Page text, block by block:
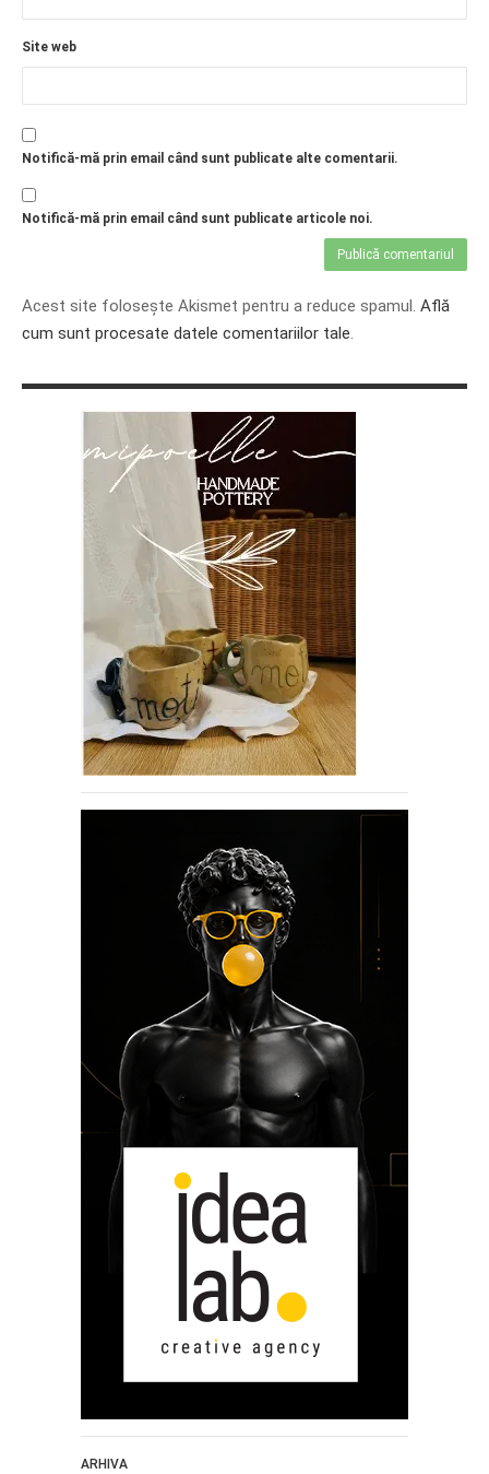
Site web
Notifică-mă prin email când sunt publicate alte comentarii.
Notifică-mă prin email când sunt publicate articole noi.
Acest site folosește Akismet pentru a reduce spamul. Află
cum sunt procesate datele comentariilor tale.
ARHIVA